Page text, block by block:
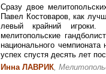
Сразу двое
Павел Костоваров, как
левый крайний
мелитопольские
национального
успех спустя десять лет
Инна ЛАВРИК,